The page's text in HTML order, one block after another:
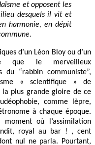
et opposent les
desquels il vit et
harmonie, en dépit
d’un Léon Bloy ou d’un
que le merveilleux
du “rabbin communiste”,
« scientifique » de
la plus grande gloire de ce
comme lèpre,
à chaque époque.
où l’assimilation
royal au bar ! , cent
nul ne parla. Pourtant,